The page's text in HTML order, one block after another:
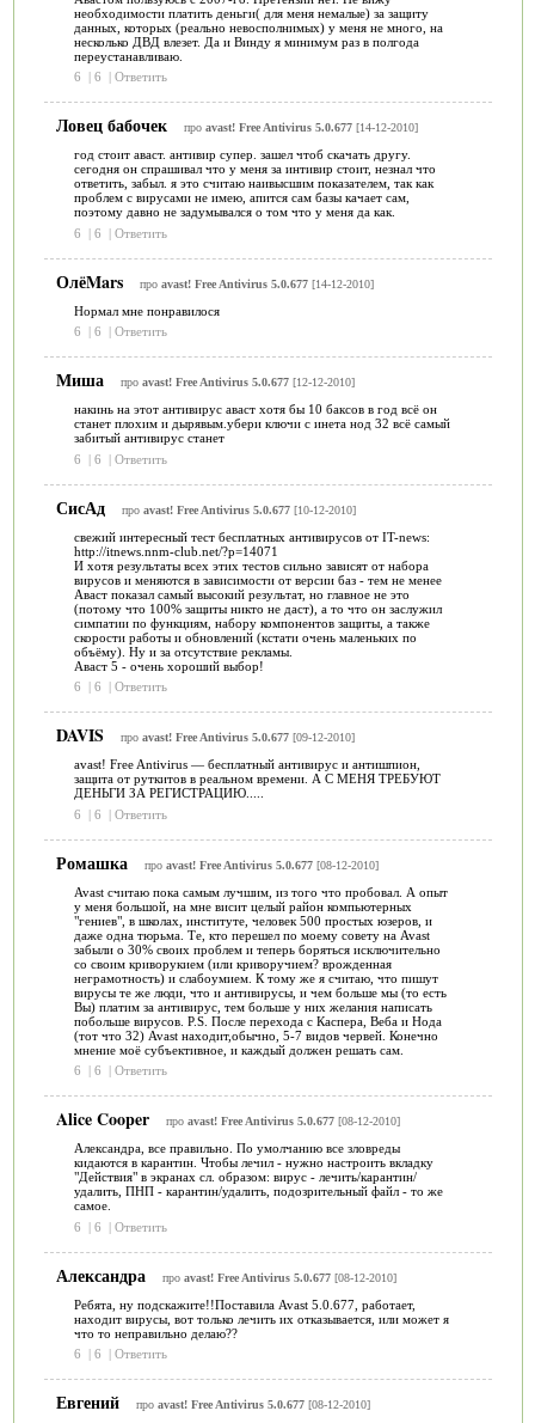
необходимости платить деньги( для меня немалые) за защиту
данных, которых (реально невосполнимых) у меня не много, на
несколько ДВД влезет. Да и Винду я минимум раз в полгода
переустанавливаю.
6
| 6 | Ответить
Ловец бабочек про avast! Free Antivirus 5.0.677[14-12-2010]
год стоит аваст. антивир супер. зашел чтоб скачать другу.
сегодня он спрашивал что у меня за интивир стоит, незнал что
ответить, забыл. я это считаю наивысшим показателем, так как
проблем с вирусами не имею, апится сам базы качает сам,
поэтому давно не задумывался о том что у меня да как.
6
| 6 | Ответить
ОлёMars про avast! Free Antivirus 5.0.677[14-12-2010]
Нормал мне понравилося
6
| 6 | Ответить
Миша про avast! Free Antivirus 5.0.677[12-12-2010]
накинь на этот антивирус аваст хотя бы 10 баксов в год всё он
станет плохим и дырявым.убери ключи с инета нод 32 всё самый
забитый антивирус станет
6
| 6 | Ответить
СисАд про avast! Free Antivirus 5.0.677[10-12-2010]
свежий интересный тест бесплатных антивирусов от IT-news:
http://itnews.nnm-club.net/?p=14071
И хотя результаты всех этих тестов сильно зависят от набора
вирусов и меняются в зависимости от версии баз - тем не менее
Аваст показал самый высокий результат, но главное не это
(потому что 100% защиты никто не даст), а то что он заслужил
симпатии по функциям, набору компонентов защиты, а также
скорости работы и обновлений (кстати очень маленьких по
объёму). Ну и за отсутствие рекламы.
Аваст 5 - очень хороший выбор!
6
| 6 | Ответить
DAVIS про avast! Free Antivirus 5.0.677[09-12-2010]
avast! Free Antivirus — бесплатный антивирус и антишпион,
защита от руткитов в реальном времени. А С МЕНЯ ТРЕБУЮТ
ДЕНЬГИ ЗА РЕГИСТРАЦИЮ.....
6
| 6 | Ответить
Ромашка про avast! Free Antivirus 5.0.677[08-12-2010]
Avast считаю пока самым лучшим, из того что пробовал. А опыт
у меня большой, на мне висит целый район компьютерных
"гениев", в школах, институте, человек 500 простых юзеров, и
даже одна тюрьма. Те, кто перешел по моему совету на Avast
забыли о 30% своих проблем и теперь боряться исключительно
со своим криворукием (или криворучием? врожденная
неграмотность) и слабоумием. К тому же я считаю, что пишут
вирусы те же люди, что и антивирусы, и чем больше мы (то есть
Вы) платим за антивирус, тем больше у них желания написать
побольше вирусов. P.S. После перехода с Каспера, Веба и Нода
(тот что 32) Avast находит,обычно, 5-7 видов червей. Конечно
мнение моё субъективное, и каждый должен решать сам.
6
| 6 | Ответить
Alice Cooper про avast! Free Antivirus 5.0.677[08-12-2010]
Александра, все правильно. По умолчанию все зловреды
кидаются в карантин. Чтобы лечил - нужно настроить вкладку
"Действия" в экранах сл. образом: вирус - лечить/карантин/
удалить, ПНП - карантин/удалить, подозрительный файл - то же
самое.
6
| 6 | Ответить
Александра про avast! Free Antivirus 5.0.677[08-12-2010]
Ребята, ну подскажите!!Поставила Avast 5.0.677, работает,
находит вирусы, вот только лечить их отказывается, или может я
что то неправильно делаю??
6
| 6 | Ответить
Евгений про avast! Free Antivirus 5.0.677[08-12-2010]